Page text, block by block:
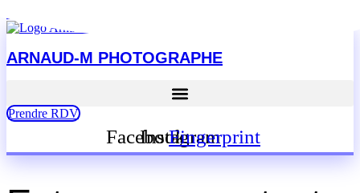
ARNAUD-M PHOTOGRAPHE
Prendre RDV
Facebook
Instagram
Fingerprint